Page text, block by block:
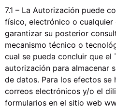
7.1 – La Autorización puede
físico, electrónico o
garantizar su posterior
mecanismo técnico o
cual se pueda concluir que el
autorización para almacenar
de datos. Para los efectos se
correos electrónicos y/o el
formularios en el sitio web